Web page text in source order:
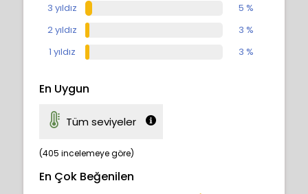
3 yıldız
5 %
2 yıldız
3 %
1 yıldız
3 %
En Uygun
Tüm seviyeler
(405 incelemeye göre)
En Çok Beğenilen